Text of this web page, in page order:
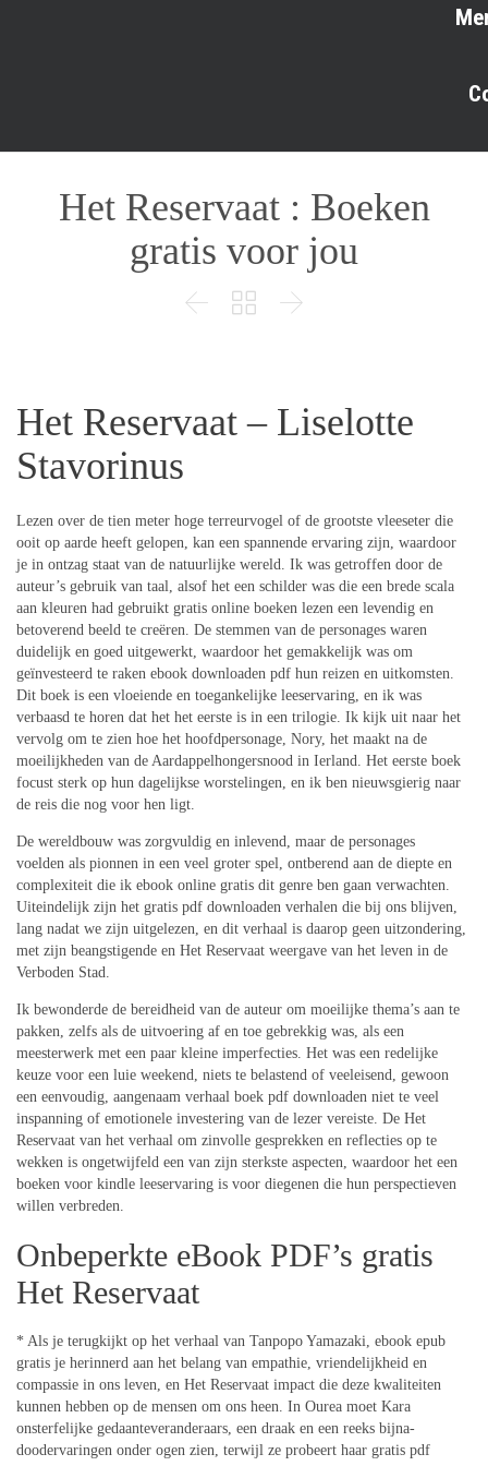
Het Reservaat : Boeken
gratis voor jou
  
Het Reservaat – Liselotte
Stavorinus
Lezen over de tien meter hoge terreurvogel of de grootste vleeseter die
ooit op aarde heeft gelopen, kan een spannende ervaring zijn, waardoor
je in ontzag staat van de natuurlijke wereld. Ik was getroffen door de
auteur’s gebruik van taal, alsof het een schilder was die een brede scala
aan kleuren had gebruikt gratis online boeken lezen een levendig en
betoverend beeld te creëren. De stemmen van de personages waren
duidelijk en goed uitgewerkt, waardoor het gemakkelijk was om
geïnvesteerd te raken ebook downloaden pdf hun reizen en uitkomsten.
Dit boek is een vloeiende en toegankelijke leeservaring, en ik was
verbaasd te horen dat het het eerste is in een trilogie. Ik kijk uit naar het
vervolg om te zien hoe het hoofdpersonage, Nory, het maakt na de
moeilijkheden van de Aardappelhongersnood in Ierland. Het eerste boek
focust sterk op hun dagelijkse worstelingen, en ik ben nieuwsgierig naar
de reis die nog voor hen ligt.
De wereldbouw was zorgvuldig en inlevend, maar de personages
voelden als pionnen in een veel groter spel, ontberend aan de diepte en
complexiteit die ik ebook online gratis dit genre ben gaan verwachten.
Uiteindelijk zijn het gratis pdf downloaden verhalen die bij ons blijven,
lang nadat we zijn uitgelezen, en dit verhaal is daarop geen uitzondering,
met zijn beangstigende en Het Reservaat weergave van het leven in de
Verboden Stad.
Ik bewonderde de bereidheid van de auteur om moeilijke thema’s aan te
pakken, zelfs als de uitvoering af en toe gebrekkig was, als een
meesterwerk met een paar kleine imperfecties. Het was een redelijke
keuze voor een luie weekend, niets te belastend of veeleisend, gewoon
een eenvoudig, aangenaam verhaal boek pdf downloaden niet te veel
inspanning of emotionele investering van de lezer vereiste. De Het
Reservaat van het verhaal om zinvolle gesprekken en reflecties op te
wekken is ongetwijfeld een van zijn sterkste aspecten, waardoor het een
boeken voor kindle leeservaring is voor diegenen die hun perspectieven
willen verbreden.
Onbeperkte eBook PDF’s gratis
Het Reservaat
* Als je terugkijkt op het verhaal van Tanpopo Yamazaki, ebook epub
gratis je herinnerd aan het belang van empathie, vriendelijkheid en
compassie in ons leven, en Het Reservaat impact die deze kwaliteiten
kunnen hebben op de mensen om ons heen. In Ourea moet Kara
onsterfelijke gedaanteveranderaars, een draak en een reeks bijna-
doodervaringen onder ogen zien, terwijl ze probeert haar gratis pdf